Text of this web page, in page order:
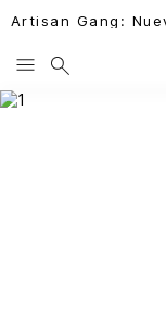
Artisan Gang: